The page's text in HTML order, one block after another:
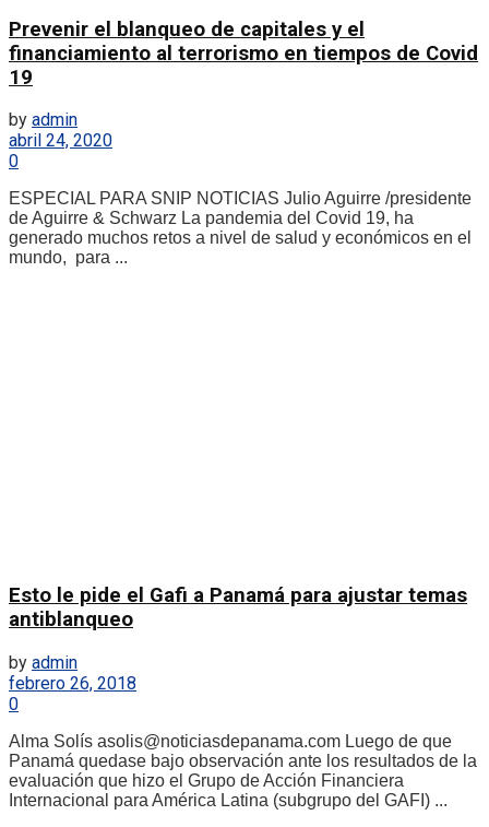
Prevenir el blanqueo de capitales y el
financiamiento al terrorismo en tiempos de Covid
19
by admin
abril 24, 2020
0
ESPECIAL PARA SNIP NOTICIAS Julio Aguirre /presidente
de Aguirre & Schwarz La pandemia del Covid 19, ha
generado muchos retos a nivel de salud y económicos en el
mundo, para ...
Esto le pide el Gafi a Panamá para ajustar temas
antiblanqueo
by admin
febrero 26, 2018
0
Alma Solís asolis@noticiasdepanama.com Luego de que
Panamá quedase bajo observación ante los resultados de la
evaluación que hizo el Grupo de Acción Financiera
Internacional para América Latina (subgrupo del GAFI) ...